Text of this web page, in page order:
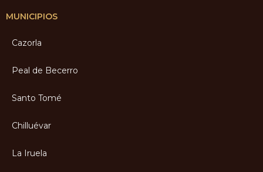
MUNICIPIOS
Cazorla
Peal de Becerro
Santo Tomé
Chilluévar
La Iruela